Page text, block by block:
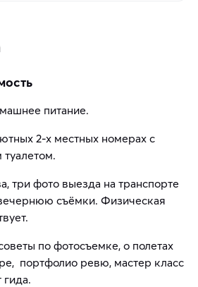
питание.
2-х местных номерах с
три фото выезда на транспорте
съёмки. Физическая
по фотосъемке, о полетах
портфолио ревю, мастер класс
гида.